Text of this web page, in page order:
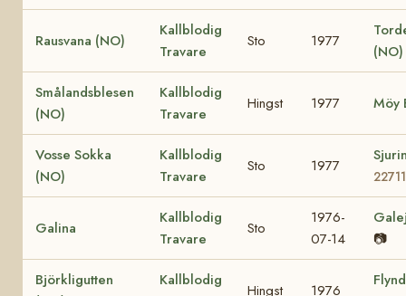
Rausvana (NO)
Kallblodig
Travare
Sto 1977
(NO)
Smålandsblesen
(NO)
Kallblodig
Travare
Hingst 1977 Möy
Vosse Sokka
(NO)
Kallblodig
Travare
Sto 1977
22711
Galina
Kallblodig
Travare
Sto
1976-
07-14
📷
Björkligutten
Kallblodig
Hingst 1976